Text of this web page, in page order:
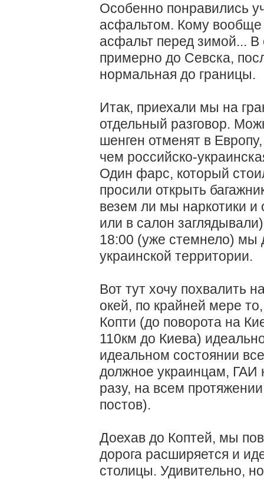
Особенно понравились
асфальтом. Кому вообще
асфальт перед зимой...
примерно до Севска,
нормальная до границы.
Итак, приехали мы на
отдельный разговор.
шенген отменят в
чем российско-
Один фарс, который
просили открыть
везем ли мы наркотики
или в салон
18:00 (уже стемнело) мы
украинской территории.
Вот тут хочу похвалить
окей, по крайней мере
Копти (до поворота на
110км до Киева)
идеальном состоянии
должное украинцам, ГАИ
разу, на всем
постов).
Доехав до Коптей, мы
дорога расширяется и
столицы. Удивительно,